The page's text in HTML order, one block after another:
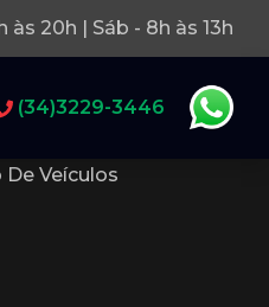
às 20h | Sáb - 8h às 13h
(34)3229-3446
Veículos